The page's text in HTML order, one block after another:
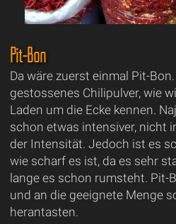
Pit-Bon
Da wäre zuerst einmal Pit-
gestossenes Chilipulver, wie
Laden um die Ecke kennen.
schon etwas intensiver, nicht
der Intensität. Jedoch ist es
wie scharf es ist, da es sehr
lange es schon rumsteht. Pit-
und an die geeignete Menge
herantasten.